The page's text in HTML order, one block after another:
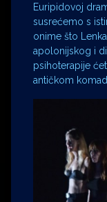
Euripidovoj
susrećemo s
onime što
apolonijskog i
psihoterapije
antičkom